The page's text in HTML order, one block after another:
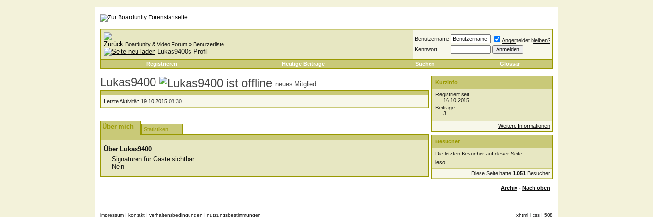
Boardunity & Video Forum » Benutzerliste
Lukas9400s Profil
Benutzername
Angemeldet bleiben?
Kennwort
Registrieren Heutige Beiträge Suchen Glossar
Lukas9400 neues Mitglied
Letzte Aktivität: 19.10.2015 08:30
Über mich Statistiken
Über Lukas9400
Signaturen für Gäste sichtbar
Nein
Kurzinfo
Registriert seit
16.10.2015
Beiträge
3
Weitere Informationen
Besucher
Die letzten Besucher auf dieser Seite:
leso
Diese Seite hatte 1.051 Besucher
Archiv - Nach oben
impressum | kontakt | verhaltensbedingungen | nutzungsbestimmungen xhtml | css | 508